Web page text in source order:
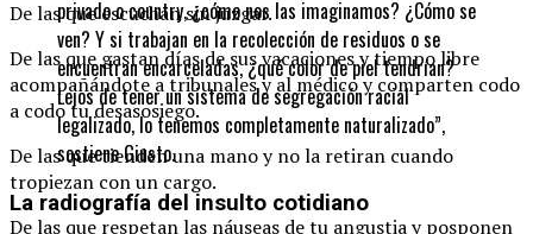
De las que escuchan sin juzgar.
De las que gastan días de sus vacaciones y tiempo libre
acompañándote a tribunales y al médico y comparten codo
a codo tu desasosiego.
De las que tienden una mano y no la retiran cuando
tropiezan con un cargo.
De las que respetan las náuseas de tu angustia y posponen
privado o country, ¿cómo nos las imaginamos? ¿Cómo se
ven? Y si trabajan en la recolección de residuos o se
encuentran encarceladas, ¿qué color de piel tendrían?
Lejos de tener un sistema de segregación racial
legalizado, lo tenemos completamente naturalizado”,
sostiene Giusto.
La radiografía del insulto cotidiano